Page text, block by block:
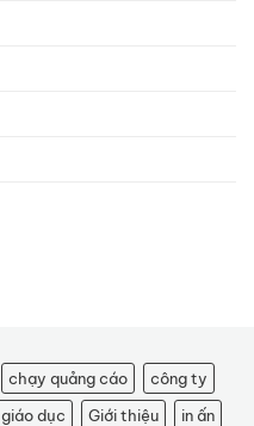
chạy quảng cáo
công ty
giáo dục Giới thiệu
in ấn